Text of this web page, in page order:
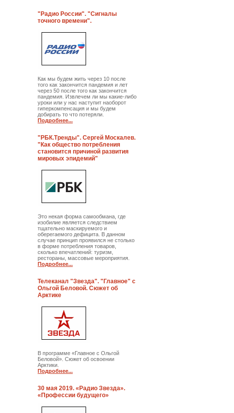
"Радио России". "Сигналы
точного времени".
Как мы будем жить через 10 после
того как закончится пандемия и лет
через 50 после того как закончится
пандемия. Извлечем ли мы какие-либо
уроки или у нас наступит наоборот
гиперкомпенсация и мы будем
добирать то что потеряли.
Подробнее...
"РБК.Тренды". Сергей Москалев.
"Как общество потребления
становится причиной развития
мировых эпидемий"
Это некая форма самообмана, где
изобилие является следствием
тщательно маскируемого и
оберегаемого дефицита. В данном
случае принцип проявился не столько
в форме потребления товаров,
сколько впечатлений: туризм,
рестораны, массовые мероприятия.
Подробнее...
Телеканал "Звезда". "Главное" с
Ольгой Беловой. Сюжет об
Арктике
В программе «Главное с Ольгой
Беловой». Сюжет об освоении
Арктики.
Подробнее...
30 мая 2019. «Радио Звезда».
«Профессии будущего»